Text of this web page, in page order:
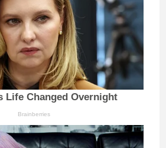
Life Changed Overnight
Brainberries